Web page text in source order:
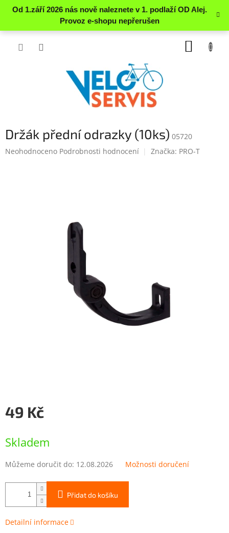
Přejít
Držák přední odrazky (10ks) 05720
Průměrné
Neohodnoceno Podrobnosti hodnocení Značka: PRO-T
49 Kč
cena:
Skladem
Můžeme doručit do: 12.08.2026 Možnosti doručení
Přidat do košíku
Detailní informace